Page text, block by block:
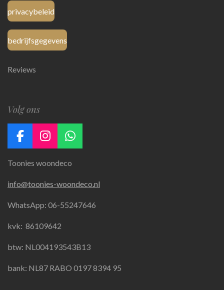
privacybeleid
bedrijfsgegevens
Reviews
Volg ons
F
c
b
o
k
I
s
a
g
a
W
a
s
A
Toonies woondeco
info@toonies-woondeco.nl
WhatsApp: 06-55247646
kvk: 86109642
btw: NL004193543B13
bank: NL87 RABO 0197 8394 95